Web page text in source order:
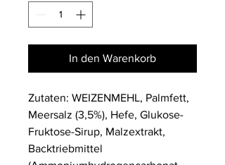
In den Warenkorb
Zutaten: WEIZENMEHL, Palmfett,
Meersalz (3,5%), Hefe, Glukose-
Fruktose-Sirup, Malzextrakt,
Backtriebmittel